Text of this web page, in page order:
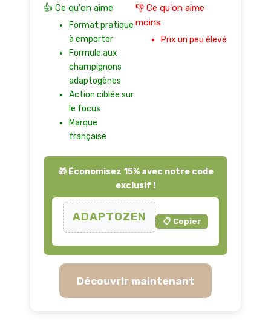
👍 Ce qu'on aime
Format pratique
à emporter
Formule aux
champignons
adaptogènes
Action ciblée sur
le focus
Marque
française
👎 Ce qu'on aime
moins
Prix un peu élevé
🎁 Économisez 15% avec notre code
exclusif !
ADAPTOZEN 📋 Copier
Découvrir maintenant